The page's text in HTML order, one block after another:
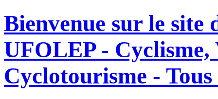
Bienvenue sur le site
UFOLEP -
Cyclotourisme -